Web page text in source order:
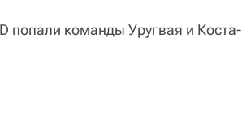
попали команды Уругвая и Коста-